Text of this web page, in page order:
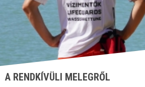
A RENDKÍVÜLI MELEGRŐL